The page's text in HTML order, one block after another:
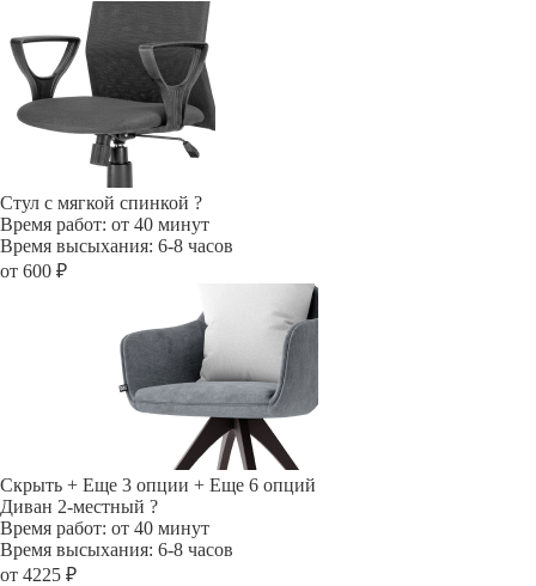
Стул с мягкой спинкой ?
Время работ: от 40 минут
Время высыхания: 6-8 часов
от 600 ₽
Скрыть + Еще 3 опции + Еще 6 опций
Диван 2-местный ?
Время работ: от 40 минут
Время высыхания: 6-8 часов
от 4225 ₽